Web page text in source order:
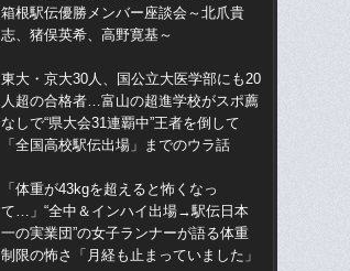
箱根駅伝優勝メンバー座談会～北爪貴
志、猪俣英希、高野寛基～
東大・京大30人、国公立大医学部にも20
人超の合格者…富山の超進学校がスポ薦
なしで“県大会31連覇中”王者を倒して
「全国高校駅伝出場」までのウラ話
「体重が43kgを超えると怖くなっ
て…」“全中＆インハイ出場→駅伝日本
一の実業団”の女子ランナーが語る体重
制限の怖さ「月経も止まっていました」